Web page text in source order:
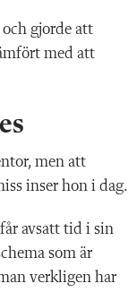
gjorde att
med att
men att
inser hon i dag.
avsatt tid i sin
som är
verkligen har